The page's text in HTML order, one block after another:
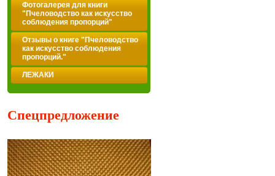
Фотогалерея для книги
"Пчеловодство как искусство
соблюдения пропорций"
Отзывы о книге "Пчеловодство
как искусство соблюдения
пропорций."
ЛЕЖАКИ
Спецпредложение